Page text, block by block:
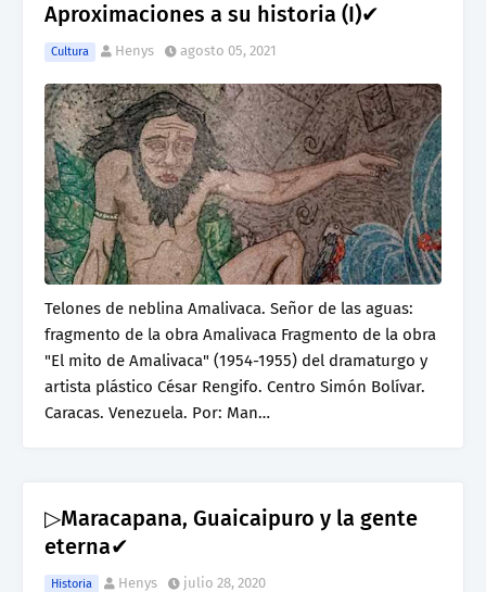
Aproximaciones a su historia (I)✔
Cultura Henys agosto 05, 2021
Telones de neblina Amalivaca. Señor de las aguas:
fragmento de la obra Amalivaca Fragmento de la obra
"El mito de Amalivaca" (1954-1955) del dramaturgo y
artista plástico César Rengifo. Centro Simón Bolívar.
Caracas. Venezuela. Por: Man…
▷Maracapana, Guaicaipuro y la gente
eterna✔
Historia Henys julio 28, 2020